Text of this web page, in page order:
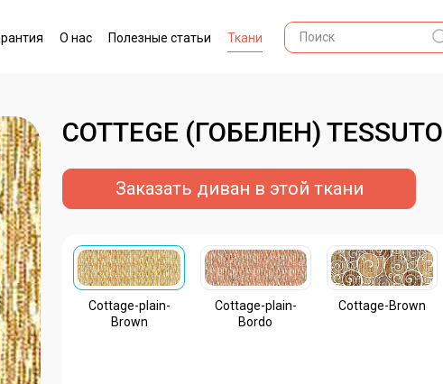
О нас Полезные статьи Ткани
COTTEGE (ГОБЕЛЕН) TESSUTO
Заказать диван в этой ткани
Cottage-plain-
Brown
Cottage-plain-
Bordo
Cottage-Brown